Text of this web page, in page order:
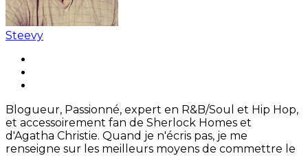
Steevy
Blogueur, Passionné, expert en R&B/Soul et Hip Hop,
et accessoirement fan de Sherlock Homes et
d'Agatha Christie. Quand je n'écris pas, je me
renseigne sur les meilleurs moyens de commettre le